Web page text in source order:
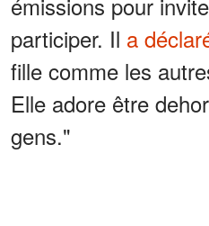
participer. Il a
fille comme les
Elle adore être
gens."